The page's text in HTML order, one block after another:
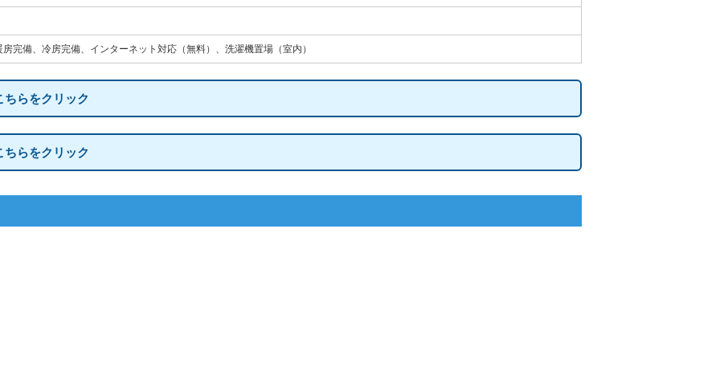
房完備、冷房完備、インターネット対応（無料）、洗濯機置場（室内）
らをクリック
らをクリック